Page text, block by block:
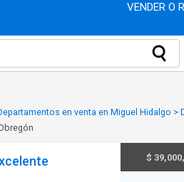
VENDER O
en venta en Miguel Hidalgo >
$